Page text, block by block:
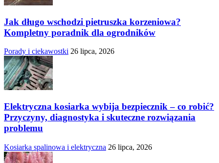
Jak długo wschodzi pietruszka korzeniowa?
Kompletny poradnik dla ogrodników
Porady i ciekawostki 26 lipca, 2026
Elektryczna kosiarka wybija bezpiecznik – co robić?
Przyczyny, diagnostyka i skuteczne rozwiązania
problemu
Kosiarka spalinowa i elektryczna 26 lipca, 2026